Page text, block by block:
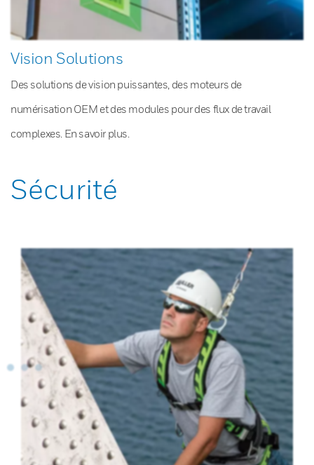
Vision Solutions
Des solutions de vision puissantes, des moteurs de
numérisation OEM et des modules pour des flux de travail
complexes. En savoir plus.
Sécurité